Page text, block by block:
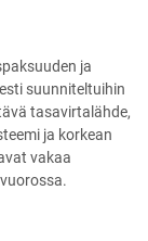
ja
suunniteltuihin
tasavirtalähde,
ja korkean
vakaa